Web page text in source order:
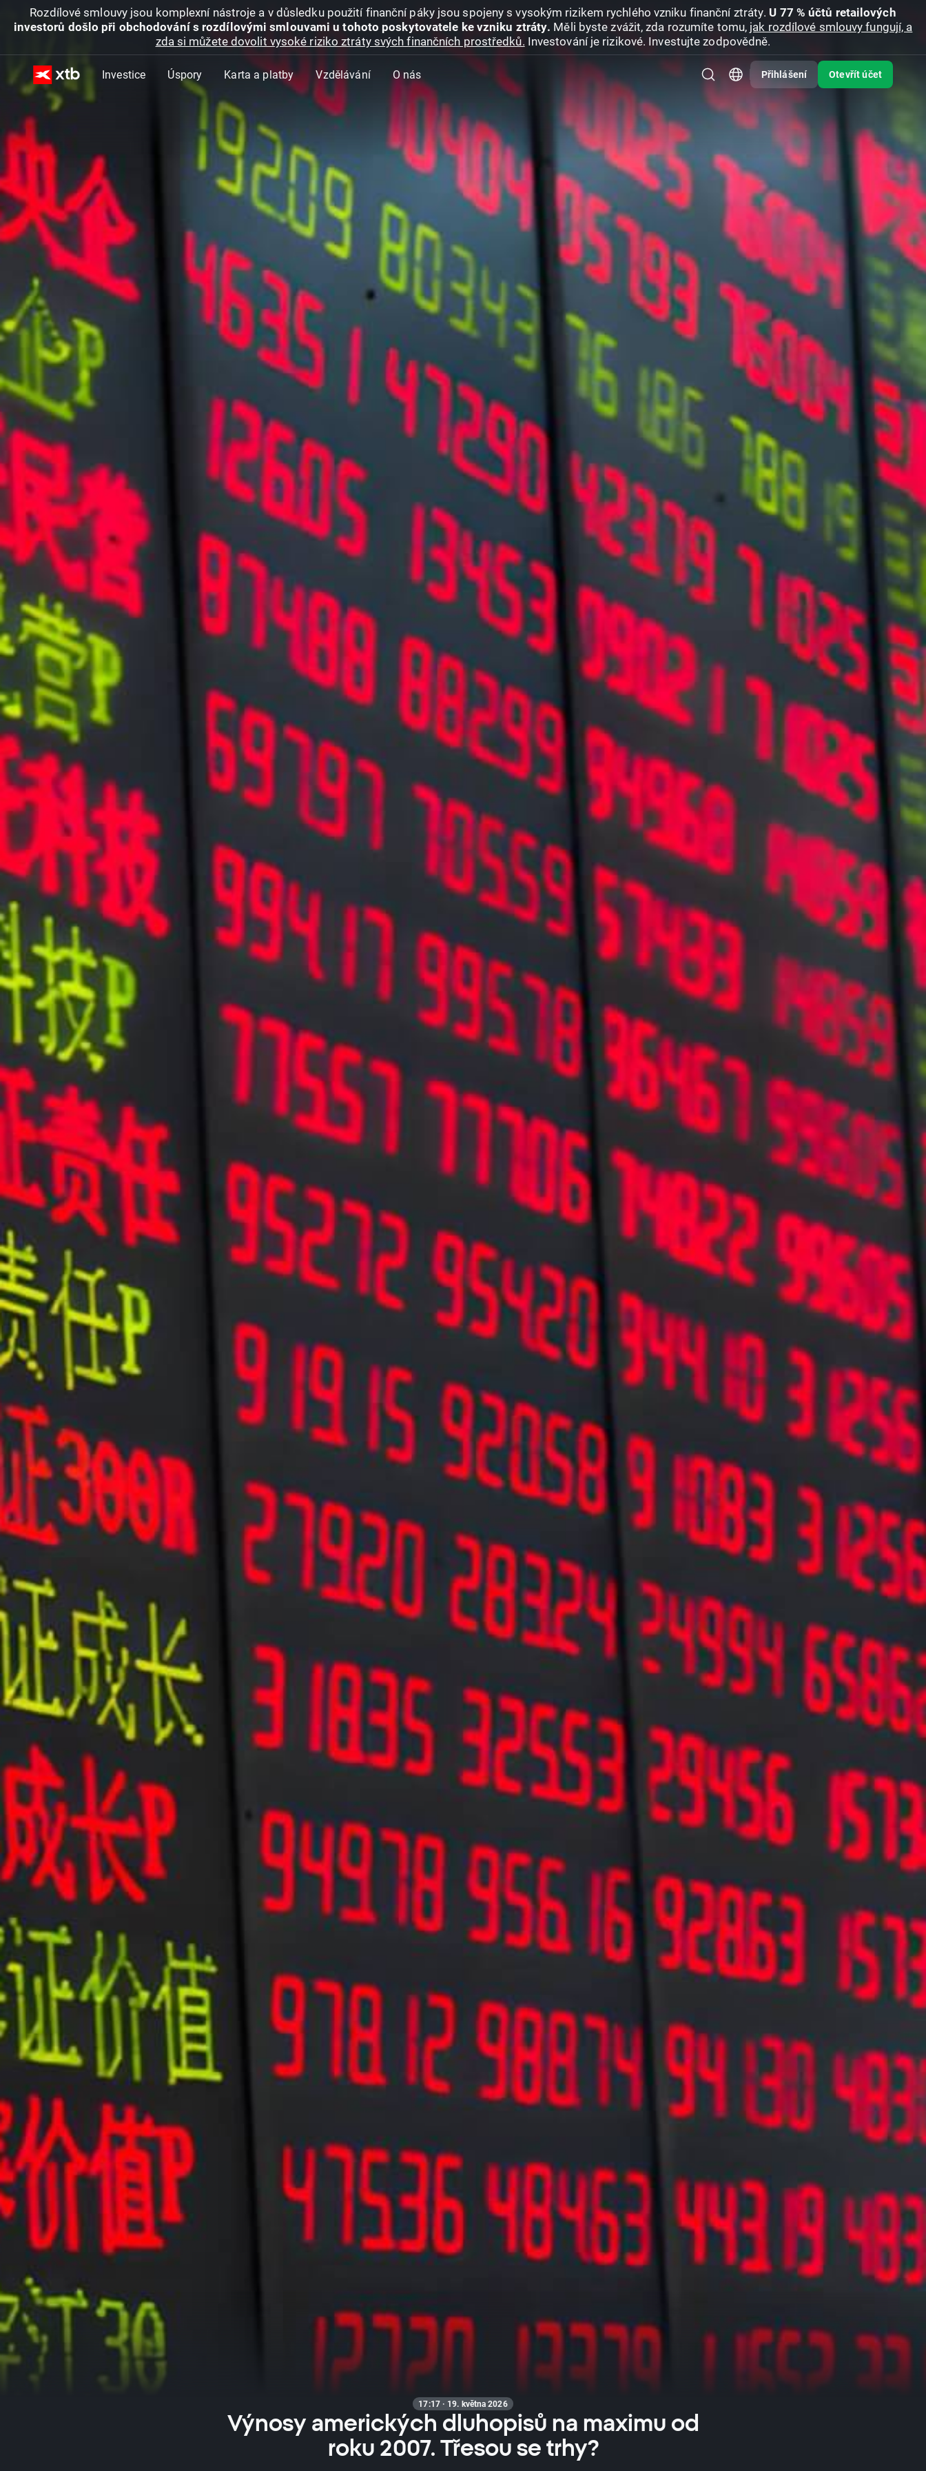
Rozdílové smlouvy jsou komplexní nástroje a v důsledku použití finanční páky jsou spojeny s vysokým rizikem rychlého vzniku finanční ztráty. U 77 % účtů retailových
investorů došlo při obchodování s rozdílovými smlouvami u tohoto poskytovatele ke vzniku ztráty. Měli byste zvážit, zda rozumíte tomu, jak rozdílové smlouvy fungují, a
zda si můžete dovolit vysoké riziko ztráty svých finančních prostředků. Investování je rizikové. Investujte zodpovědně.
Investice Úspory Karta a platby Vzdělávání O nás Přihlášení Otevřít účet
17:17 · 19. května 2026
Výnosy amerických dluhopisů na maximu od
roku 2007. Třesou se trhy?